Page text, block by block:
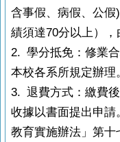
含事假、病假、公
績須達70分以上），
2. 學分抵免：修業
本校各系所規定辦理
3. 退費方式：繳費
收據以書面提出申
教育實施辦法」第十